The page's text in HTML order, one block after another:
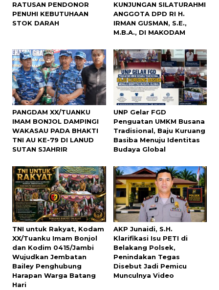
RATUSAN PENDONOR
PENUHI KEBUTUHAAN
STOK DARAH
KUNJUNGAN SILATURAHMI
ANGGOTA DPD RI H.
IRMAN GUSMAN, S.E.,
M.B.A., DI MAKODAM
PANGDAM XX/TUANKU
IMAM BONJOL DAMPINGI
WAKASAU PADA BHAKTI
TNI AU KE-79 DI LANUD
SUTAN SJAHRIR
UNP Gelar FGD
Penguatan UMKM Busana
Tradisional, Baju Kuruang
Basiba Menuju Identitas
Budaya Global
TNI untuk Rakyat, Kodam
XX/Tuanku Imam Bonjol
dan Kodim 0415/Jambi
Wujudkan Jembatan
Bailey Penghubung
Harapan Warga Batang
Hari
AKP Junaidi, S.H.
Klarifikasi Isu PETI di
Belakang Polsek,
Penindakan Tegas
Disebut Jadi Pemicu
Munculnya Video